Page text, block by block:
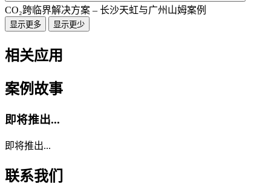
CO₂跨临界解决方案 – 长沙天虹与广州山姆案例
显示更多 显示更少
相关应用
案例故事
即将推出...
即将推出...
联系我们